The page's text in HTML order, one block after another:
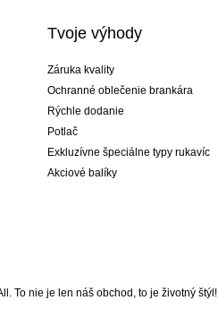
Tvoje výhody
Záruka kvality
Ochranné oblečenie brankára
Rýchle dodanie
Potlač
Exkluzívne špeciálne typy rukavíc
Akciové balíky
To nie je len náš obchod, to je životný štýl!